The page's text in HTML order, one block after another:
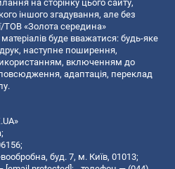
на сторінку цього сайту,
іншого згадування, але без
ТОВ «Золота середина»
буде вважатися: будь-яке
наступне поширення,
включенням до
адаптація, переклад
буд. 7, м. Київ, 01013;